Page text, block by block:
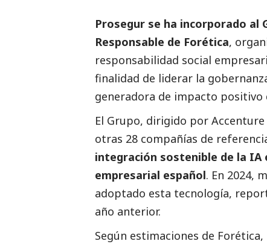
Prosegur se ha incorporado
Responsable de Forética,
responsabilidad social
finalidad de liderar la
generadora de impacto positivo
El Grupo, dirigido por
otras 28 compañías de
integración sostenible de la
empresarial español. En 2024,
adoptado esta tecnología,
año anterior.
Según estimaciones de